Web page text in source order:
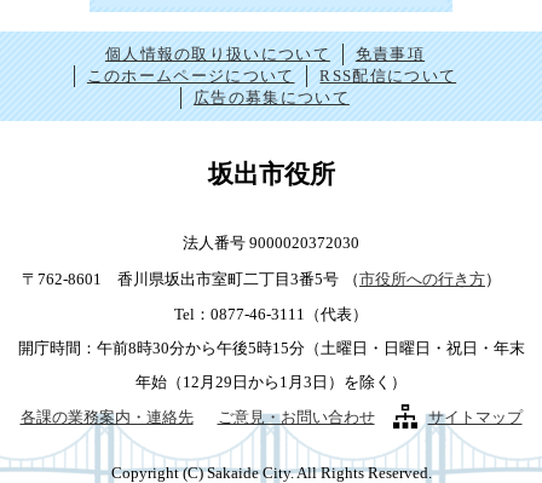
個人情報の取り扱いについて
免責事項
このホームページについて
RSS配信について
広告の募集について
坂出市役所
法人番号 9000020372030
〒762-8601 香川県坂出市室町二丁目3番5号
（市役所への行き方）
Tel：0877-46-3111（代表）
開庁時間：午前8時30分から午後5時15分（土曜日・日曜日・祝日・年末
年始（12月29日から1月3日）を除く）
各課の業務案内・連絡先
ご意見・お問い合わせ サイトマップ
Copyright (C) Sakaide City. All Rights Reserved.